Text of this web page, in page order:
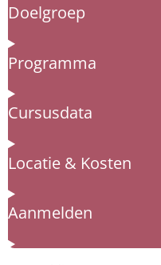
Doelgroep
Programma
Cursusdata
Locatie & Kosten
Aanmelden